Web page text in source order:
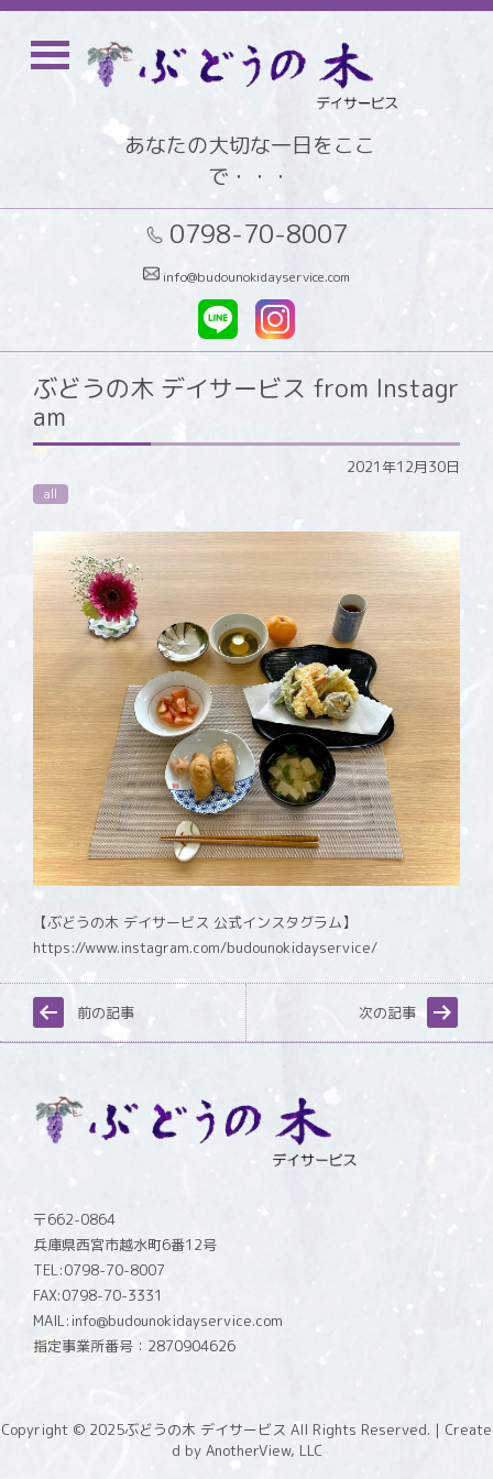
あなたの大切な一日をここ
で・・・
0798-70-8007
info@budounokidayservice.com
ぶどうの木 デイサービス from Instagr
am
2021年12月30日
all
【ぶどうの木 デイサービス 公式インスタグラム】
https://www.instagram.com/budounokidayservice/
前の記事 次の記事
〒662-0864
兵庫県西宮市越水町6番12号
TEL:0798-70-8007
FAX:0798-70-3331
MAIL:info@budounokidayservice.com
指定事業所番号：2870904626
Copyright © 2025ぶどうの木 デイサービス All Rights Reserved. | Create
d byAnotherView, LLC